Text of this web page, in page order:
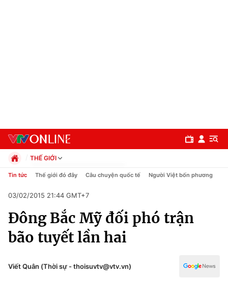
Chuyên mục
Chính trị
THẾ GIỚI
Chính trị
Pháp luật
Kinh tế
Thể thao
Truyền hình
Y tế
Tin tức Thế giới đó đây Câu chuyện quốc tế Người Việt bốn phương
03/02/2015 21:44 GMT+7
Đông Bắc Mỹ đối phó trận
bão tuyết lần hai
Viết Quân (Thời sự - thoisuvtv@vtv.vn)